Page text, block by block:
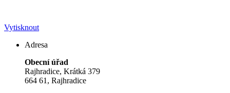
Vytisknout
Adresa
Obecní úřad
Rajhradice, Krátká 379
664 61, Rajhradice